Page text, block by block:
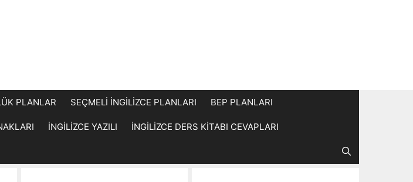
PLANLAR SEÇMELİ İNGİLİZCE PLANLARI BEP PLANLARI
İNGİLİZCE YAZILI İNGİLİZCE DERS KİTABI CEVAPLARI